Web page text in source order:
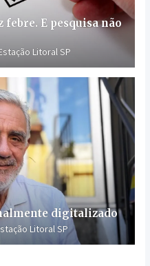
E pesquisa não
Litoral SP
digitalizado
Litoral SP